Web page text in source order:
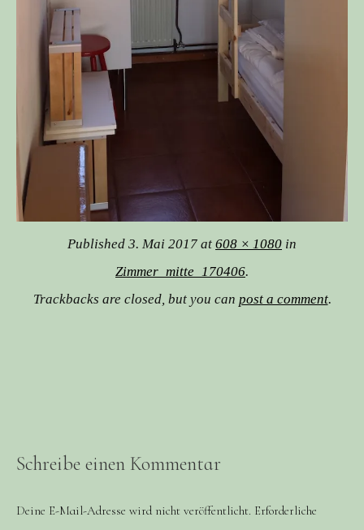
Published 3. Mai 2017 at 608 × 1080 in
Zimmer_mitte_170406.
Trackbacks are closed, but you can post a comment.
Schreibe einen Kommentar
Deine E-Mail-Adresse wird nicht veröffentlicht. Erforderliche